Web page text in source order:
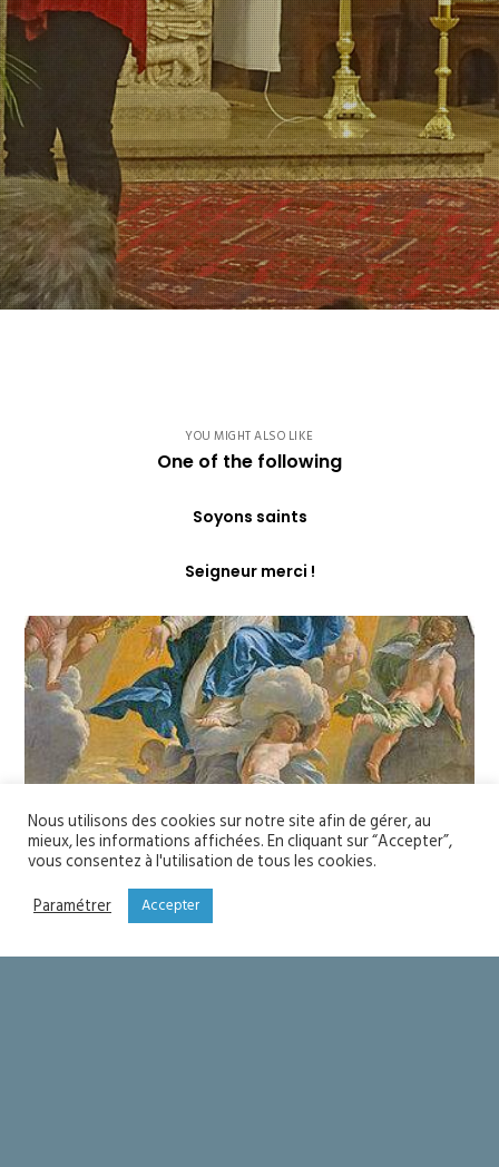
YOU MIGHT ALSO LIKE
One of the following
Soyons saints
Seigneur merci !
Nous utilisons des cookies sur notre site afin de gérer, au
mieux, les informations affichées. En cliquant sur “Accepter”,
vous consentez à l'utilisation de tous les cookies.
Paramétrer
Accepter